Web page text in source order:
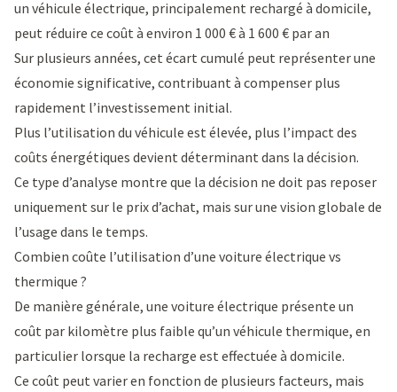
un véhicule électrique, principalement rechargé à domicile,
peut réduire ce coût à environ 1 000 € à 1 600 € par an
Sur plusieurs années, cet écart cumulé peut représenter une
économie significative, contribuant à compenser plus
rapidement l’investissement initial.
Plus l’utilisation du véhicule est élevée, plus l’impact des
coûts énergétiques devient déterminant dans la décision.
Ce type d’analyse montre que la décision ne doit pas reposer
uniquement sur le prix d’achat, mais sur une vision globale de
l’usage dans le temps.
Combien coûte l’utilisation d’une voiture électrique vs
thermique ?
De manière générale, une voiture électrique présente un
coût par kilomètre plus faible qu’un véhicule thermique, en
particulier lorsque la recharge est effectuée à domicile.
Ce coût peut varier en fonction de plusieurs facteurs, mais